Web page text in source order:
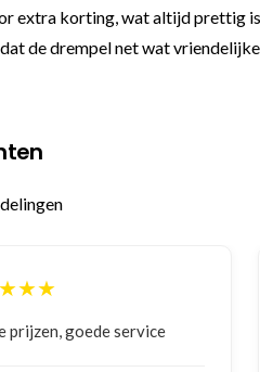
extra korting, wat altijd prettig
de drempel net wat
prijzen, goede service